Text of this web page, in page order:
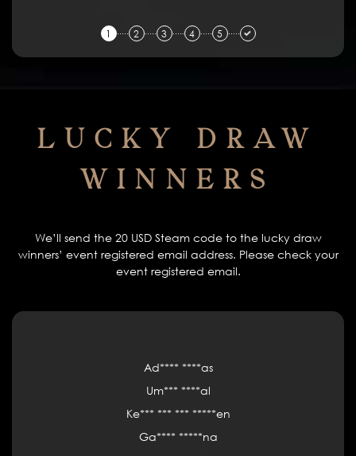
1 2 3 4 5
Lucky Draw
Winners
We’ll send the 20 USD Steam code to the lucky draw
winners’ event registered email address. Please check your
event registered email.
Ad**** ****as
Um*** ****al
Ke*** *** *** *****en
Ga**** *****na